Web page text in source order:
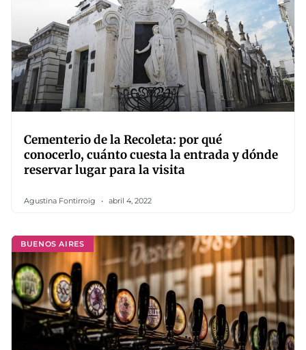
Cementerio de la Recoleta: por qué
conocerlo, cuánto cuesta la entrada y dónde
reservar lugar para la visita
Agustina Fontirroig abril 4, 2022
BUENOS AIRES